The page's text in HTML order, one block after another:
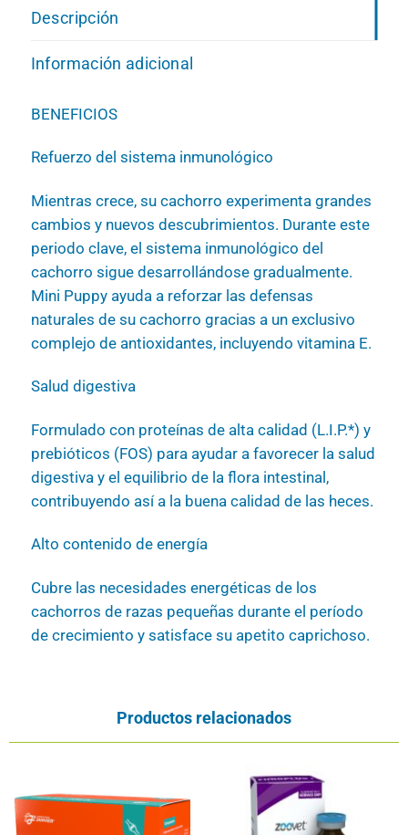
Descripción
Información adicional
BENEFICIOS
Refuerzo del sistema inmunológico
Mientras crece, su cachorro experimenta grandes
cambios y nuevos descubrimientos. Durante este
periodo clave, el sistema inmunológico del
cachorro sigue desarrollándose gradualmente.
Mini Puppy ayuda a reforzar las defensas
naturales de su cachorro gracias a un exclusivo
complejo de antioxidantes, incluyendo vitamina E.
Salud digestiva
Formulado con proteínas de alta calidad (L.I.P.*) y
prebióticos (FOS) para ayudar a favorecer la salud
digestiva y el equilibrio de la flora intestinal,
contribuyendo así a la buena calidad de las heces.
Alto contenido de energía
Cubre las necesidades energéticas de los
cachorros de razas pequeñas durante el período
de crecimiento y satisface su apetito caprichoso.
Productos relacionados